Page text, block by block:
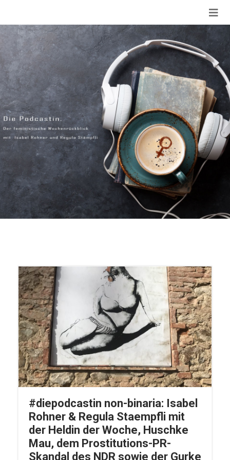
#diepodcastin non-binaria: Isabel
Rohner & Regula Staempfli mit
der Heldin der Woche, Huschke
Mau, dem Prostitutions-PR-
Skandal des NDR sowie der Gurke